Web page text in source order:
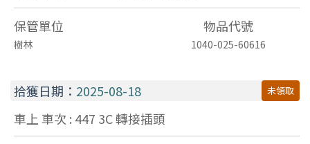
保管單位
物品代號
樹林 1040-025-60616
拾獲日期： 2025-08-18 未領取
車上 車次 : 447 3C轉接插頭